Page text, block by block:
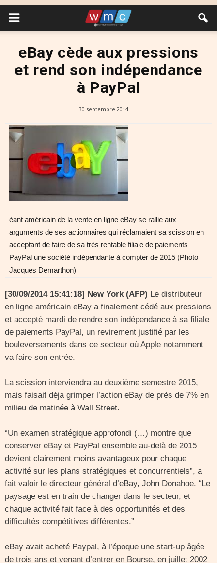
eBay cède aux pressions
et rend son indépendance
à PayPal
30 septembre 2014
éant américain de la vente en ligne eBay se rallie aux
arguments de ses actionnaires qui réclamaient sa scission en
acceptant de faire de sa très rentable filiale de paiements
PayPal une société indépendante à compter de 2015 (Photo :
Jacques Demarthon)
[30/09/2014 15:41:18] New York (AFP) Le distributeur
en ligne américain eBay a finalement cédé aux pressions
et accepté mardi de rendre son indépendance à sa filiale
de paiements PayPal, un revirement justifié par les
bouleversements dans ce secteur où Apple notamment
va faire son entrée.
La scission interviendra au deuxième semestre 2015,
mais faisait déjà grimper l’action eBay de près de 7% en
milieu de matinée à Wall Street.
“Un examen stratégique approfondi (…) montre que
conserver eBay et PayPal ensemble au-delà de 2015
devient clairement moins avantageux pour chaque
activité sur les plans stratégiques et concurrentiels”, a
fait valoir le directeur général d’eBay, John Donahoe. “Le
paysage est en train de changer dans le secteur, et
chaque activité fait face à des opportunités et des
difficultés compétitives différentes.”
eBay avait acheté Paypal, à l’époque une start-up âgée
de trois ans et venant d’entrer en Bourse, en juillet 2002